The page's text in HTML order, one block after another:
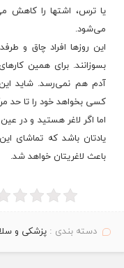
یا ترس، اشتها را کاهش
می‌شود.
این روزها افراد چاق و
بسوزانند. برای همین
آدم هم نمی‌رسد. شاید
کسی بخواهد خود را تا حد
اما اگر لاغر هستید و در
یادتان باشد که تماشای
باعث لاغریتان خواهد شد.
دسته بندی :پزشکی و